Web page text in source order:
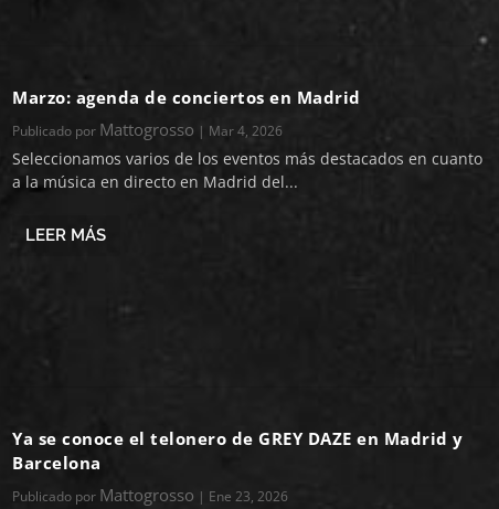
Marzo: agenda de conciertos en Madrid
Publicado por Mattogrosso | Mar 4, 2026
Seleccionamos varios de los eventos más destacados en cuanto
a la música en directo en Madrid del...
LEER MÁS
Ya se conoce el telonero de GREY DAZE en Madrid y
Barcelona
Publicado por Mattogrosso | Ene 23, 2026